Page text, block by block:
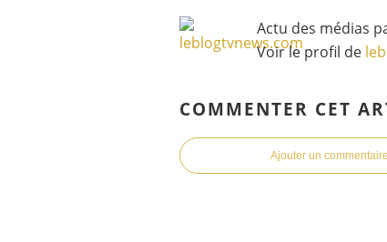
Actu des médias
Voir le profil de
COMMENTER CET
Ajouter un commentaire